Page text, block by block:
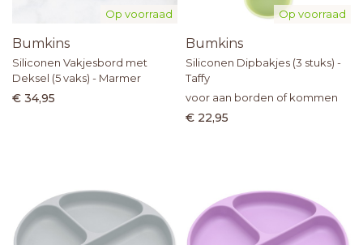
Op voorraad
Bumkins
Siliconen Vakjesbord met
Deksel (5 vaks) - Marmer
€ 34,95
Op voorraad
Bumkins
Siliconen Dipbakjes (3 stuks) -
Taffy
voor aan borden of kommen
€ 22,95